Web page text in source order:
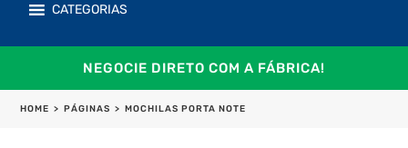
CATEGORIAS
NEGOCIE DIRETO COM A FÁBRICA!
HOME > PÁGINAS > MOCHILAS PORTA NOTE